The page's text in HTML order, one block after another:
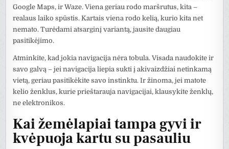
Google Maps, ir Waze. Viena geriau rodo maršrutus, kita –
realaus laiko spūstis. Kartais viena rodo kelią, kurio kita net
nemato. Turėdami atsarginį variantą, jausite daugiau
pasitikėjimo.
Atminkite, kad jokia navigacija nėra tobula. Visada naudokite ir
savo galvą – jei navigacija liepia sukti į akivaizdžiai netinkamą
vietą, geriau pasitikėkite savo instinktu. Ir žinoma, jei matote
kelio ženklus, kurie prieštarauja navigacijai, klausykite ženklų,
ne elektronikos.
Kai žemėlapiai tampa gyvi ir
kvėpuoja kartu su pasauliu